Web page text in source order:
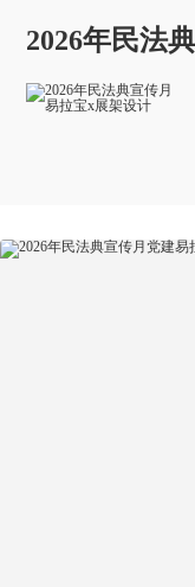
2026年民法